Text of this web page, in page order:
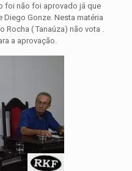
foi não foi aprovado já que
Diego Gonze. Nesta matéria
Rocha ( Tanaúza) não vota .
a aprovação.